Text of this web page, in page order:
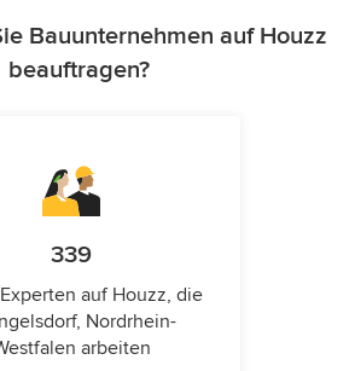
Bauunternehmen auf Houzz
beauftragen?
339
auf Houzz, die
Nordrhein-
arbeiten